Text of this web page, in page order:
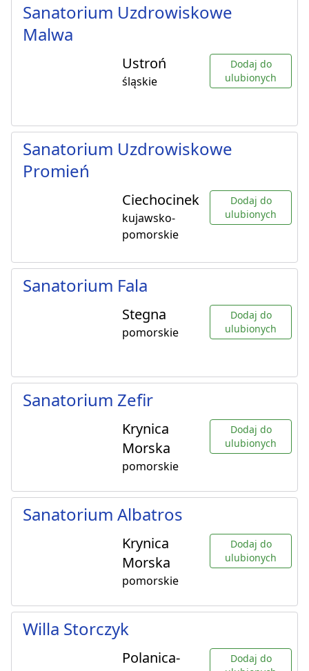
Sanatorium Uzdrowiskowe
Malwa
Ustroń
śląskie
Dodaj do
ulubionych
Sanatorium Uzdrowiskowe
Promień
Ciechocinek
kujawsko-
pomorskie
Dodaj do
ulubionych
Sanatorium Fala
Stegna
pomorskie
Dodaj do
ulubionych
Sanatorium Zefir
Krynica
Morska
pomorskie
Dodaj do
ulubionych
Sanatorium Albatros
Krynica
Morska
pomorskie
Dodaj do
ulubionych
Willa Storczyk
Polanica-
Dodaj do